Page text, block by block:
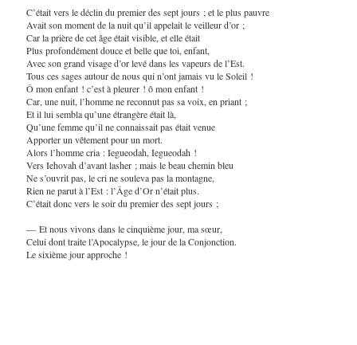
C’était vers le déclin du premier des sept jours ; et le plus pauvre
Avait son moment de la nuit qu’il appelait le veilleur d’or ;
Car la prière de cet âge était visible, et elle était
Plus profondément douce et belle que toi, enfant,
Avec son grand visage d’or levé dans les vapeurs de l’Est.
Tous ces sages autour de nous qui n’ont jamais vu le Soleil !
Ô mon enfant ! c’est à pleurer ! ô mon enfant !
Car, une nuit, l’homme ne reconnut pas sa voix, en priant ;
Et il lui sembla qu’une étrangère était là,
Qu’une femme qu’il ne connaissait pas était venue
Apporter un vêtement pour un mort.
Alors l’homme cria : Iegueodah, Iegueodah !
Vers Iehovah d’avant lasher ; mais le beau chemin bleu
Ne s’ouvrit pas, le cri ne souleva pas la montagne,
Rien ne parut à l’Est : l’Âge d’Or n’était plus.
C’était donc vers le soir du premier des sept jours ;
— Et nous vivons dans le cinquième jour, ma sœur,
Celui dont traite l’Apocalypse, le jour de la Conjonction.
Le sixième jour approche !